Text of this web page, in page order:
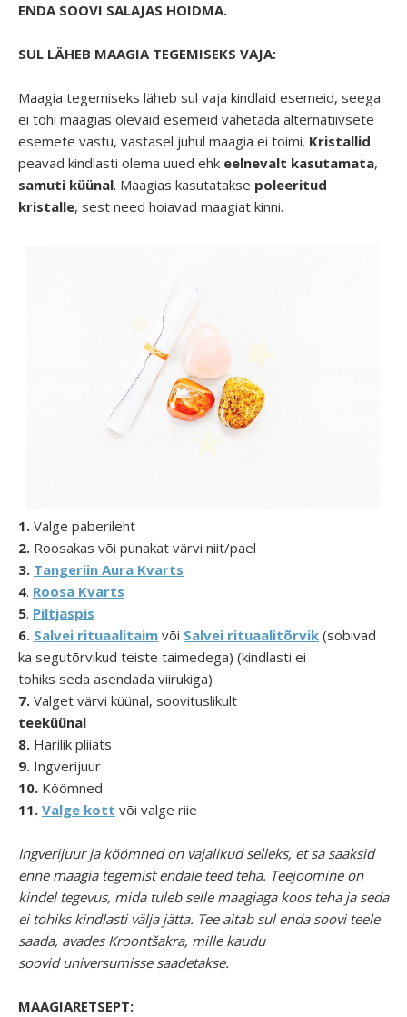
ENDA SOOVI SALAJAS HOIDMA.
SUL LÄHEB MAAGIA TEGEMISEKS VAJA:
Maagia tegemiseks läheb sul vaja kindlaid esemeid, seega
ei tohi maagias olevaid esemeid vahetada alternatiivsete
esemete vastu, vastasel juhul maagia ei toimi. Kristallid
peavad kindlasti olema uued ehk eelnevalt kasutamata,
samuti küünal. Maagias kasutatakse poleeritud
kristalle, sest need hoiavad maagiat kinni.
1. Valge paberileht
2. Roosakas või punakat värvi niit/pael
3. Tangeriin Aura Kvarts
4. Roosa Kvarts
5. Piltjaspis
6. Salvei rituaalitaim või Salvei rituaalitõrvik (sobivad
ka segutõrvikud teiste taimedega) (kindlasti ei
tohiks seda asendada viirukiga)
7. Valget värvi küünal, soovituslikult
teeküünal
8. Harilik pliiats
9. Ingverijuur
10. Köömned
11. Valge kott või valge riie
Ingverijuur ja köömned on vajalikud selleks, et sa saaksid
enne maagia tegemist endale teed teha. Teejoomine on
kindel tegevus, mida tuleb selle maagiaga koos teha ja seda
ei tohiks kindlasti välja jätta. Tee aitab sul enda soovi teele
saada, avades Kroontšakra, mille kaudu
soovid universumisse saadetakse.
MAAGIARETSEPT: